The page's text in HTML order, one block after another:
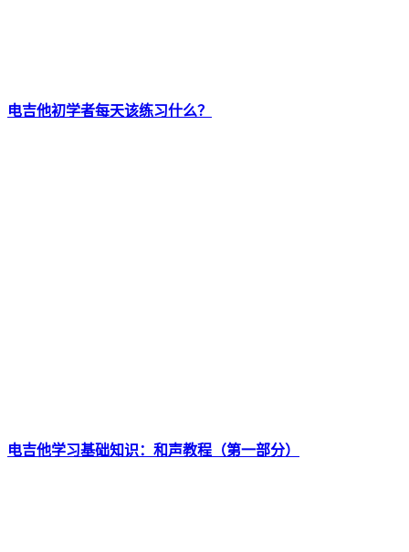
电吉他初学者每天该练习什么？
电吉他学习基础知识：和声教程（第一部分）